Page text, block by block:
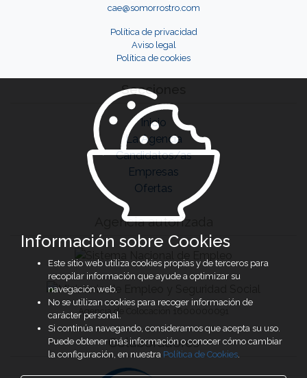
cae@somorrostro.com
Política de privacidad
Aviso legal
Política de cookies
Secciones
Inicio
La Agencia
Candidatos/as
Empresas
Ofertas
Agencia autorizada
Agencia de Colocación 1600000091
Colaboradores
Información sobre Cookies
Este sitio web utiliza cookies propias y de terceros para
recopilar información que ayude a optimizar su
navegación web.
No se utilizan cookies para recoger información de
carácter personal.
Si continúa navegando, consideramos que acepta su uso.
Puede obtener más información o conocer cómo cambiar
la configuración, en nuestra Política de Cookies.